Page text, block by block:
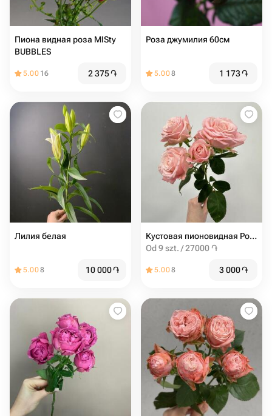
Пиона видная роза MISty
BUBBLES
5.00 16 2 375֏
Роза джумилия 60см
5.008 1 173֏
Лилия белая
5.008 10 000֏
Кустовая пионовидная Роза мадам бомбастик от 9шт
Od 9 szt. / 27000 ֏
5.008 3 000֏